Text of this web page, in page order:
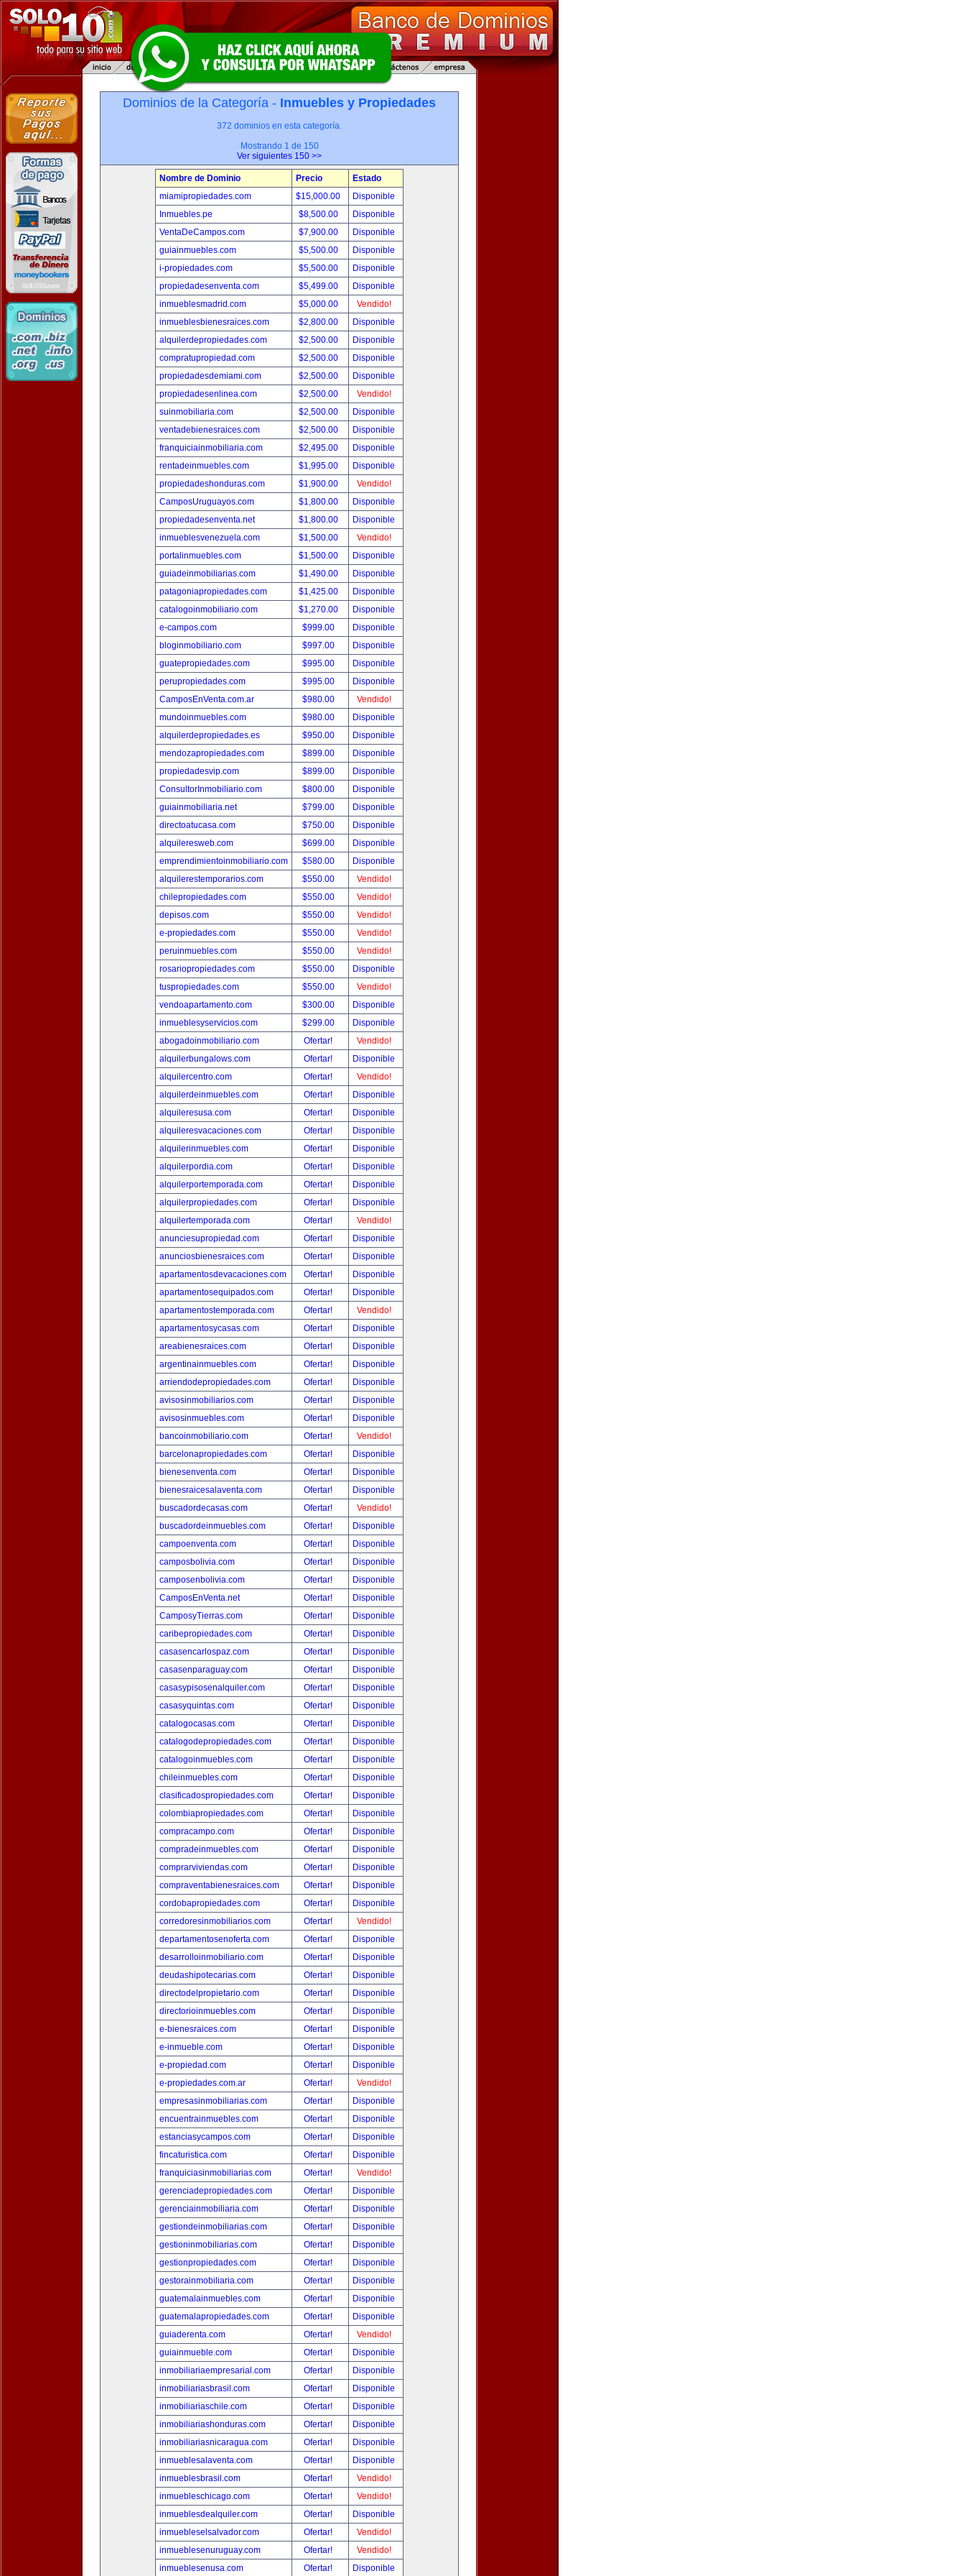
Dominios de la Categoría - Inmuebles y Propiedades
372 dominios en esta categoría.
Mostrando 1 de 150
Ver siguientes 150 >>
Nombre de Dominio Precio
Estado
miamipropiedades.com
$15,000.00
Disponible
Inmuebles.pe
$8,500.00
Disponible
VentaDeCampos.com
$7,900.00
Disponible
guiainmuebles.com
$5,500.00
Disponible
i-propiedades.com
$5,500.00
Disponible
propiedadesenventa.com
$5,499.00
Disponible
inmueblesmadrid.com
$5,000.00
Vendido!
inmueblesbienesraices.com
$2,800.00
Disponible
alquilerdepropiedades.com
$2,500.00
Disponible
compratupropiedad.com
$2,500.00
Disponible
propiedadesdemiami.com
$2,500.00
Disponible
propiedadesenlinea.com
$2,500.00
Vendido!
suinmobiliaria.com
$2,500.00
Disponible
ventadebienesraices.com
$2,500.00
Disponible
franquiciainmobiliaria.com
$2,495.00
Disponible
rentadeinmuebles.com
$1,995.00
Disponible
propiedadeshonduras.com
$1,900.00
Vendido!
CamposUruguayos.com
$1,800.00
Disponible
propiedadesenventa.net
$1,800.00
Disponible
inmueblesvenezuela.com
$1,500.00
Vendido!
portalinmuebles.com
$1,500.00
Disponible
guiadeinmobiliarias.com
$1,490.00
Disponible
patagoniapropiedades.com
$1,425.00
Disponible
catalogoinmobiliario.com
$1,270.00
Disponible
e-campos.com
$999.00
Disponible
bloginmobiliario.com
$997.00
Disponible
guatepropiedades.com
$995.00
Disponible
perupropiedades.com
$995.00
Disponible
CamposEnVenta.com.ar
$980.00
Vendido!
mundoinmuebles.com
$980.00
Disponible
alquilerdepropiedades.es
$950.00
Disponible
mendozapropiedades.com
$899.00
Disponible
propiedadesvip.com
$899.00
Disponible
ConsultorInmobiliario.com
$800.00
Disponible
guiainmobiliaria.net
$799.00
Disponible
directoatucasa.com
$750.00
Disponible
alquileresweb.com
$699.00
Disponible
emprendimientoinmobiliario.com
$580.00
Disponible
alquilerestemporarios.com
$550.00
Vendido!
chilepropiedades.com
$550.00
Vendido!
depisos.com
$550.00
Vendido!
e-propiedades.com
$550.00
Vendido!
peruinmuebles.com
$550.00
Vendido!
rosariopropiedades.com
$550.00
Disponible
tuspropiedades.com
$550.00
Vendido!
vendoapartamento.com
$300.00
Disponible
inmueblesyservicios.com
$299.00
Disponible
abogadoinmobiliario.com
Ofertar!
Vendido!
alquilerbungalows.com
Ofertar!
Disponible
alquilercentro.com
Ofertar!
Vendido!
alquilerdeinmuebles.com
Ofertar!
Disponible
alquileresusa.com
Ofertar!
Disponible
alquileresvacaciones.com
Ofertar!
Disponible
alquilerinmuebles.com
Ofertar!
Disponible
alquilerpordia.com
Ofertar!
Disponible
alquilerportemporada.com
Ofertar!
Disponible
alquilerpropiedades.com
Ofertar!
Disponible
alquilertemporada.com
Ofertar!
Vendido!
anunciesupropiedad.com
Ofertar!
Disponible
anunciosbienesraices.com
Ofertar!
Disponible
apartamentosdevacaciones.com
Ofertar!
Disponible
apartamentosequipados.com
Ofertar!
Disponible
apartamentostemporada.com
Ofertar!
Vendido!
apartamentosycasas.com
Ofertar!
Disponible
areabienesraices.com
Ofertar!
Disponible
argentinainmuebles.com
Ofertar!
Disponible
arriendodepropiedades.com
Ofertar!
Disponible
avisosinmobiliarios.com
Ofertar!
Disponible
avisosinmuebles.com
Ofertar!
Disponible
bancoinmobiliario.com
Ofertar!
Vendido!
barcelonapropiedades.com
Ofertar!
Disponible
bienesenventa.com
Ofertar!
Disponible
bienesraicesalaventa.com
Ofertar!
Disponible
buscadordecasas.com
Ofertar!
Vendido!
buscadordeinmuebles.com
Ofertar!
Disponible
campoenventa.com
Ofertar!
Disponible
camposbolivia.com
Ofertar!
Disponible
camposenbolivia.com
Ofertar!
Disponible
CamposEnVenta.net
Ofertar!
Disponible
CamposyTierras.com
Ofertar!
Disponible
caribepropiedades.com
Ofertar!
Disponible
casasencarlospaz.com
Ofertar!
Disponible
casasenparaguay.com
Ofertar!
Disponible
casasypisosenalquiler.com
Ofertar!
Disponible
casasyquintas.com
Ofertar!
Disponible
catalogocasas.com
Ofertar!
Disponible
catalogodepropiedades.com
Ofertar!
Disponible
catalogoinmuebles.com
Ofertar!
Disponible
chileinmuebles.com
Ofertar!
Disponible
clasificadospropiedades.com
Ofertar!
Disponible
colombiapropiedades.com
Ofertar!
Disponible
compracampo.com
Ofertar!
Disponible
compradeinmuebles.com
Ofertar!
Disponible
comprarviviendas.com
Ofertar!
Disponible
compraventabienesraices.com
Ofertar!
Disponible
cordobapropiedades.com
Ofertar!
Disponible
corredoresinmobiliarios.com
Ofertar!
Vendido!
departamentosenoferta.com
Ofertar!
Disponible
desarrolloinmobiliario.com
Ofertar!
Disponible
deudashipotecarias.com
Ofertar!
Disponible
directodelpropietario.com
Ofertar!
Disponible
directorioinmuebles.com
Ofertar!
Disponible
e-bienesraices.com
Ofertar!
Disponible
e-inmueble.com
Ofertar!
Disponible
e-propiedad.com
Ofertar!
Disponible
e-propiedades.com.ar
Ofertar!
Vendido!
empresasinmobiliarias.com
Ofertar!
Disponible
encuentrainmuebles.com
Ofertar!
Disponible
estanciasycampos.com
Ofertar!
Disponible
fincaturistica.com
Ofertar!
Disponible
franquiciasinmobiliarias.com
Ofertar!
Vendido!
gerenciadepropiedades.com
Ofertar!
Disponible
gerenciainmobiliaria.com
Ofertar!
Disponible
gestiondeinmobiliarias.com
Ofertar!
Disponible
gestioninmobiliarias.com
Ofertar!
Disponible
gestionpropiedades.com
Ofertar!
Disponible
gestorainmobiliaria.com
Ofertar!
Disponible
guatemalainmuebles.com
Ofertar!
Disponible
guatemalapropiedades.com
Ofertar!
Disponible
guiaderenta.com
Ofertar!
Vendido!
guiainmueble.com
Ofertar!
Disponible
inmobiliariaempresarial.com
Ofertar!
Disponible
inmobiliariasbrasil.com
Ofertar!
Disponible
inmobiliariaschile.com
Ofertar!
Disponible
inmobiliariashonduras.com
Ofertar!
Disponible
inmobiliariasnicaragua.com
Ofertar!
Disponible
inmueblesalaventa.com
Ofertar!
Disponible
inmueblesbrasil.com
Ofertar!
Vendido!
inmuebleschicago.com
Ofertar!
Vendido!
inmueblesdealquiler.com
Ofertar!
Disponible
inmuebleselsalvador.com
Ofertar!
Vendido!
inmueblesenuruguay.com
Ofertar!
Vendido!
inmueblesenusa.com
Ofertar! Disponible